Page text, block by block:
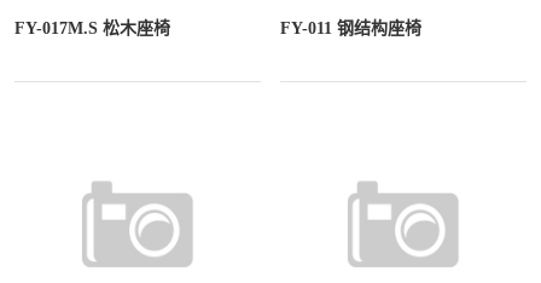
FY-017M.S 松木座椅 FY-011 钢结构座椅